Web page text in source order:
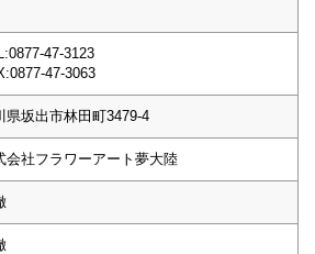
47-3123
47-3063
県坂出市林田町3479-4
会社フラワーアート夢大陸